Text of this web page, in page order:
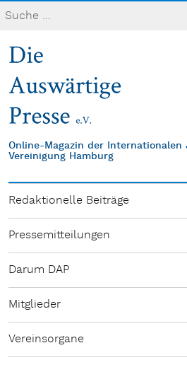
Online-Magazin der Internationalen
Vereinigung Hamburg
Redaktionelle Beiträge
Pressemitteilungen
Darum DAP
Mitglieder
Vereinsorgane